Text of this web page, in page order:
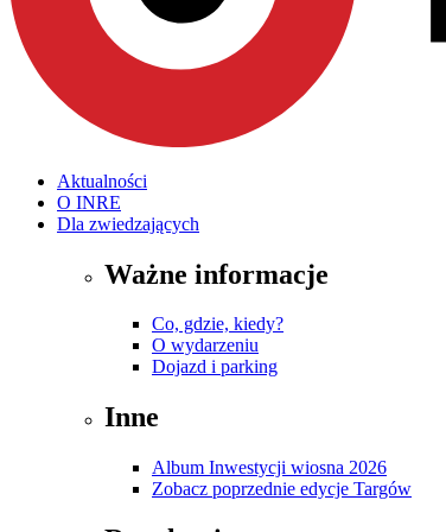
Aktualności
O INRE
Dla zwiedzających
Ważne informacje
Co, gdzie, kiedy?
O wydarzeniu
Dojazd i parking
Inne
Album Inwestycji wiosna 2026
Zobacz poprzednie edycje Targów